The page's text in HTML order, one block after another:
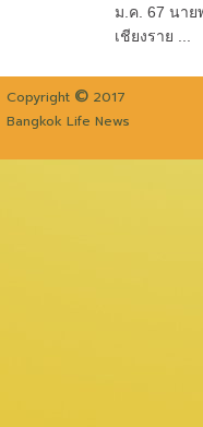
ม.ค. 67 นา
เชียงราย ...
Copyright © 2017
Bangkok Life News